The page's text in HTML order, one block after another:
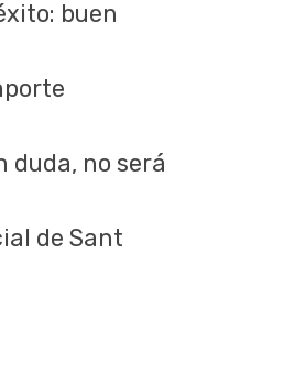
buen
duda, no será
de Sant